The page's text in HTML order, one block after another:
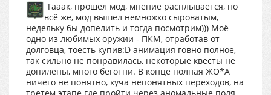
Тааак, прошел мод, мнение расплывается, но
всё же, мод вышел немножко сыроватым,
недельку бы допелить и тогда посмотрим))) Моё
одно из любимых оружии - ПКМ, отработав от
долговца, тоесть купив:D анимация говно полное,
так сильно не понравилась, некоторые квесты не
допилены, много беготни. В конце полная ЖО*А
ничего не понятно, куча непонятных переходов, на